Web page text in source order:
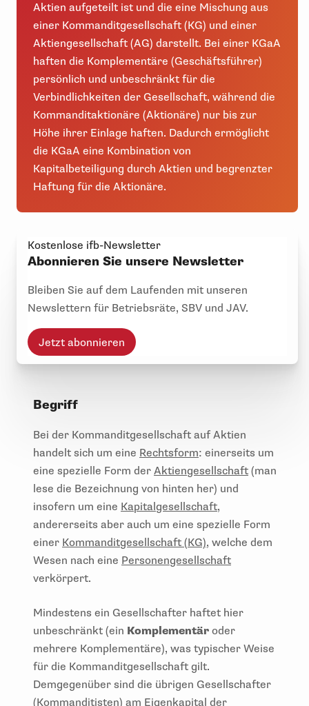
Aktien aufgeteilt ist und die eine Mischung aus
einer Kommanditgesellschaft (KG) und einer
Aktiengesellschaft (AG) darstellt. Bei einer KGaA
haften die Komplementäre (Geschäftsführer)
persönlich und unbeschränkt für die
Verbindlichkeiten der Gesellschaft, während die
Kommanditaktionäre (Aktionäre) nur bis zur
Höhe ihrer Einlage haften. Dadurch ermöglicht
die KGaA eine Kombination von
Kapitalbeteiligung durch Aktien und begrenzter
Haftung für die Aktionäre.
Kostenlose ifb-Newsletter
Abonnieren Sie unsere Newsletter
Bleiben Sie auf dem Laufenden mit unseren
Newslettern für Betriebsräte, SBV und JAV.
Jetzt abonnieren
Begriff
Bei der Kommanditgesellschaft auf Aktien
handelt sich um eine Rechtsform: einerseits um
eine spezielle Form der Aktiengesellschaft (man
lese die Bezeichnung von hinten her) und
insofern um eine Kapitalgesellschaft,
andererseits aber auch um eine spezielle Form
einer Kommanditgesellschaft (KG), welche dem
Wesen nach eine Personengesellschaft
verkörpert.
Mindestens ein Gesellschafter haftet hier
unbeschränkt (ein Komplementär oder
mehrere Komplementäre), was typischer Weise
für die Kommanditgesellschaft gilt.
Demgegenüber sind die übrigen Gesellschafter
(Kommanditisten) am Eigenkapital der